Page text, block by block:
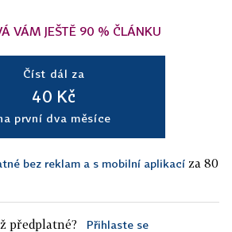
VÁM JEŠTĚ 90 % ČLÁNKU
Číst dál za
40 Kč
první dva měsíce
bez reklam a s mobilní aplikací za 80
předplatné? Přihlaste se